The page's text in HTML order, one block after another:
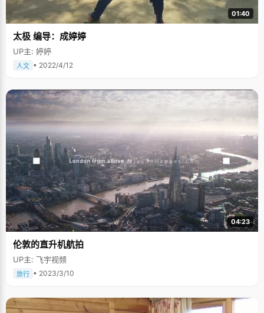
01:40
太极 编导：成婷婷
UP主: 婷婷
人文 • 2022/4/12
04:23
伦敦的直升机航拍
UP主: 飞宇视频
旅行 • 2023/3/10